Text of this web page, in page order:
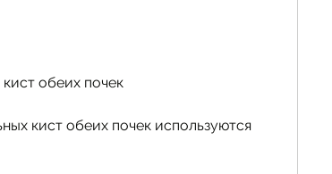
обеих почек
кист обеих почек используются